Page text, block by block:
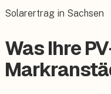
Solarertrag in Sachsen
Was Ihre